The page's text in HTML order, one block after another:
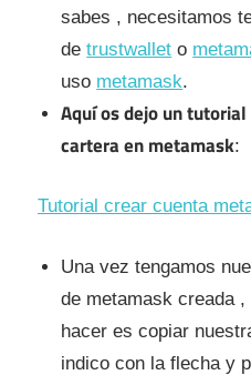
sabes , necesitamos
detrustwallet o
uso metamask.
Aquí os dejo un
cartera en metamask:
Tutorial crear cuenta
Una vez tengamos
de metamask creada
hacer es copiar
indico con la flecha y